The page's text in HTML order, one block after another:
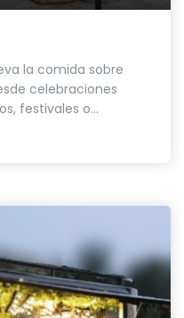
la comida sobre
celebraciones
festivales o...